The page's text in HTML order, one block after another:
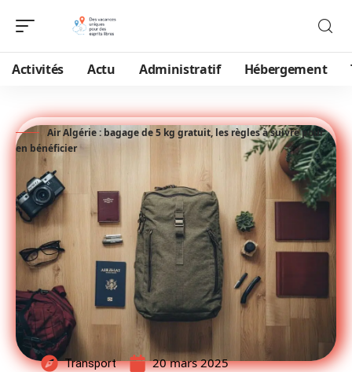
Activités Actu Administratif Hébergement
Air Algérie : bagage de 5 kg gratuit, les règles à suivre pour
en bénéficier
Transport 20 mars 2025